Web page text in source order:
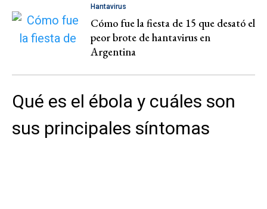
Hantavirus
Cómo fue la fiesta de 15 que desató el
peor brote de hantavirus en
Argentina
Qué es el ébola y cuáles son
sus principales síntomas